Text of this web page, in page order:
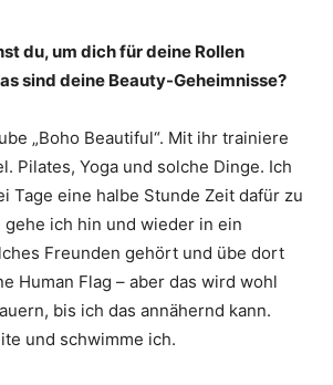
du, um dich für deine Rollen
sind deine Beauty-Geheimnisse?
„Boho Beautiful“. Mit ihr trainiere
Pilates, Yoga und solche Dinge. Ich
Tage eine halbe Stunde Zeit dafür zu
gehe ich hin und wieder in ein
Freunden gehört und übe dort
Human Flag – aber das wird wohl
bis ich das annähernd kann.
und schwimme ich.